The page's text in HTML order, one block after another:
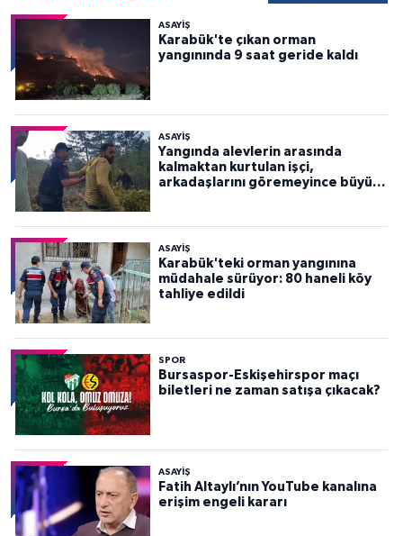
ASAYİŞ
Karabük'te çıkan orman
yangınında 9 saat geride kaldı
ASAYİŞ
Yangında alevlerin arasında
kalmaktan kurtulan işçi,
arkadaşlarını göremeyince büyük
ASAYİŞ
Karabük'teki orman yangınına
müdahale sürüyor: 80 haneli köy
tahliye edildi
SPOR
Bursaspor-Eskişehirspor maçı
biletleri ne zaman satışa çıkacak?
ASAYİŞ
Fatih Altaylı’nın YouTube kanalına
erişim engeli kararı